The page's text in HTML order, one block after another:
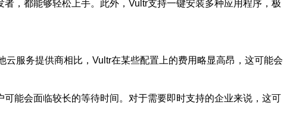
，都能够轻松上手。此外，Vultr支持一键安装多种应用程序，极
服务提供商相比，Vultr在某些配置上的费用略显高昂，这可能会
能会面临较长的等待时间。对于需要即时支持的企业来说，这可